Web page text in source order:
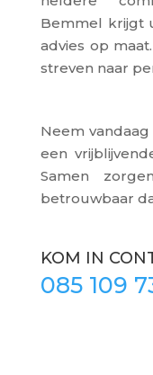
Bemmel krijgt
advies op
streven naar
Neem
een
Samen
betrouwbaar
KOM IN
085 109